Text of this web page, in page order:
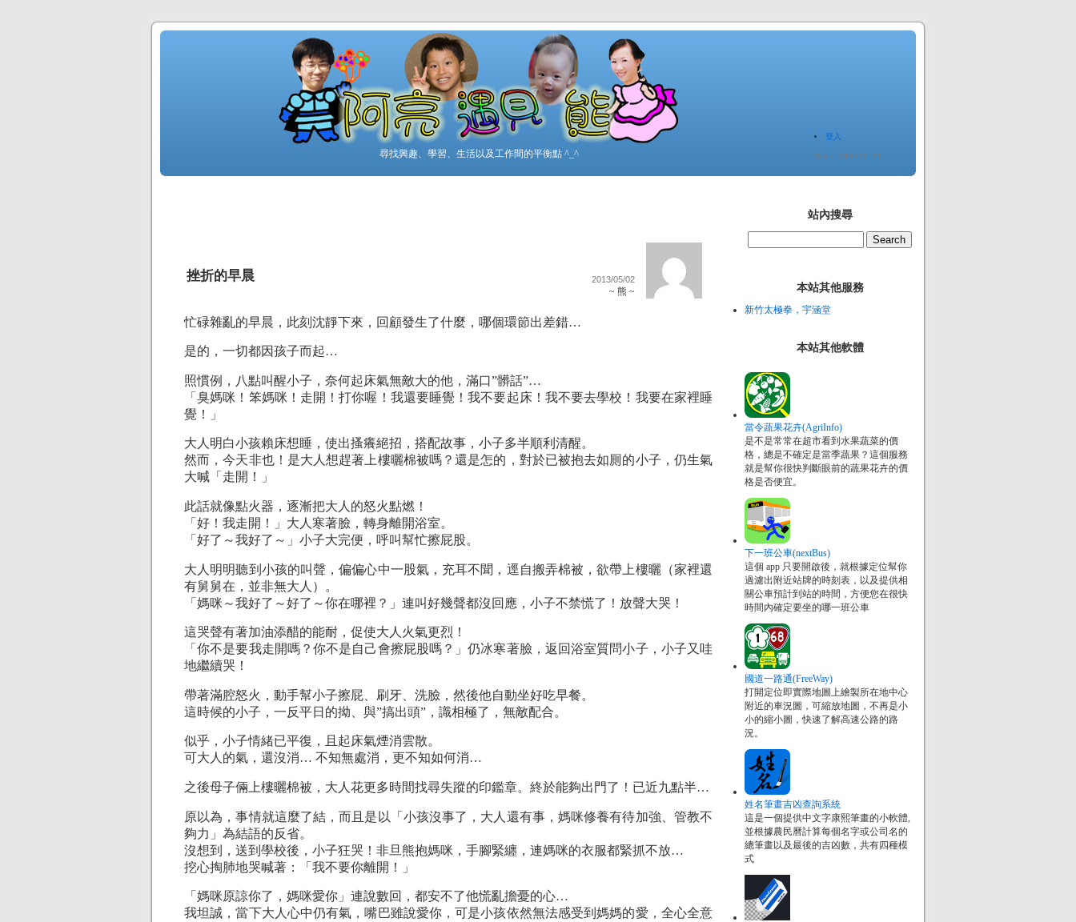
尋找興趣、學習、生活以及工作間的平衡點 ^_^
登入
Since 2005.12.20
挫折的早晨 2013/05/02
~ 熊 ~
忙碌雜亂的早晨，此刻沈靜下來，回顧發生了什麼，哪個環節出差錯…
是的，一切都因孩子而起…
照慣例，八點叫醒小子，奈何起床氣無敵大的他，滿口”髒話”…
「臭媽咪！笨媽咪！走開！打你喔！我還要睡覺！我不要起床！我不要去學校！我要在家裡睡
覺！」
大人明白小孩賴床想睡，使出搔癢絕招，搭配故事，小子多半順利清醒。
然而，今天非也！是大人想趕著上樓曬棉被嗎？還是怎的，對於已被抱去如厠的小子，仍生氣
大喊「走開！」
此話就像點火器，逐漸把大人的怒火點燃！
「好！我走開！」大人寒著臉，轉身離開浴室。
「好了～我好了～」小子大完便，呼叫幫忙擦屁股。
大人明明聽到小孩的叫聲，偏偏心中一股氣，充耳不聞，逕自搬弄棉被，欲帶上樓曬（家裡還
有舅舅在，並非無大人）。
「媽咪～我好了～好了～你在哪裡？」連叫好幾聲都沒回應，小子不禁慌了！放聲大哭！
這哭聲有著加油添醋的能耐，促使大人火氣更烈！
「你不是要我走開嗎？你不是自己會擦屁股嗎？」仍冰寒著臉，返回浴室質問小子，小子又哇
地繼續哭！
帶著滿腔怒火，動手幫小子擦屁、刷牙、洗臉，然後他自動坐好吃早餐。
這時候的小子，一反平日的拗、與”搞出頭”，識相極了，無敵配合。
似乎，小子情緒已平復，且起床氣煙消雲散。
可大人的氣，還沒消… 不知無處消，更不知如何消…
之後母子倆上樓曬棉被，大人花更多時間找尋失蹤的印鑑章。終於能夠出門了！已近九點半…
原以為，事情就這麼了結，而且是以「小孩沒事了，大人還有事，媽咪修養有待加強、管教不
夠力」為結語的反省。
沒想到，送到學校後，小子狂哭！非旦熊抱媽咪，手腳緊纏，連媽咪的衣服都緊抓不放…
挖心掏肺地哭喊著：「我不要你離開！」
「媽咪原諒你了，媽咪愛你」連說數回，都安不了他慌亂擔憂的心…
我坦誠，當下大人心中仍有氣，嘴巴雖說愛你，可是小孩依然無法感受到媽媽的愛，全心全意
站內搜尋
本站其他服務
新竹太極拳，宇涵堂
本站其他軟體
當令蔬果花卉(AgriInfo)
是不是常常在超市看到水果蔬菜的價
格，總是不確定是當季蔬果？這個服務
就是幫你很快判斷眼前的蔬果花卉的價
格是否便宜。
下一班公車(nextBus)
這個 app 只要開啟後，就根據定位幫你
過濾出附近站牌的時刻表，以及提供相
關公車預計到站的時間，方便您在很快
時間內確定要坐的哪一班公車
國道一路通(FreeWay)
打開定位即實際地圖上繪製所在地中心
附近的車況圖，可縮放地圖，不再是小
小的縮小圖，快速了解高速公路的路
況。
姓名筆畫吉凶查詢系統
這是一個提供中文字康熙筆畫的小軟體,
並根據農民曆計算每個名字或公司名的
總筆畫以及最後的吉凶數，共有四種模
式